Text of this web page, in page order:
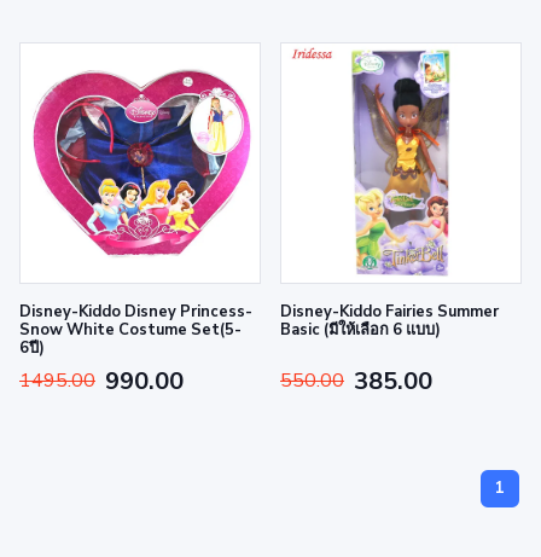
Disney-Kiddo Disney Princess-
Snow White Costume Set(5-
6ปี)
1495.00 990.00
Disney-Kiddo Fairies Summer
Basic (มีให้เลือก 6 แบบ)
550.00 385.00
1